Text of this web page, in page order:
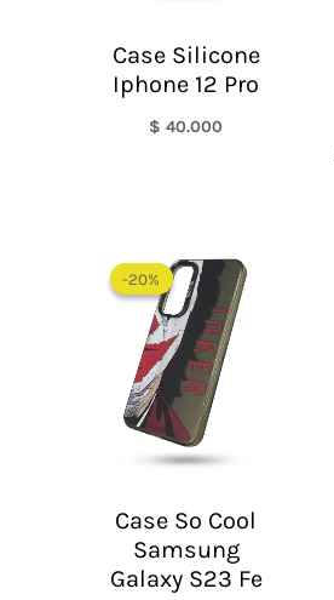
Case Silicone
Iphone 12 Pro
$ 40.000
-20%
-20%
Case So Cool
Samsung
Galaxy S23 Fe
precio
original
era:
$ 60.000.